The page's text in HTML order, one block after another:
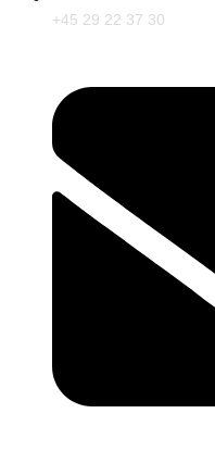
+45 29 22 37 30